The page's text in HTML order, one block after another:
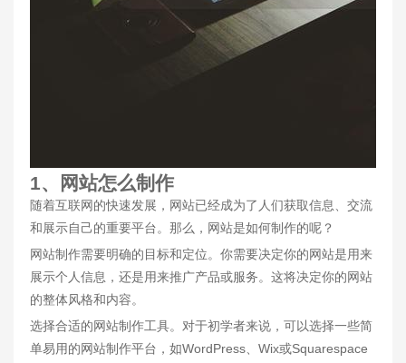
1、网站怎么制作
随着互联网的快速发展，网站已经成为了人们获取信息、交流
和展示自己的重要平台。那么，网站是如何制作的呢？
网站制作需要明确的目标和定位。你需要决定你的网站是用来
展示个人信息，还是用来推广产品或服务。这将决定你的网站
的整体风格和内容。
选择合适的网站制作工具。对于初学者来说，可以选择一些简
单易用的网站制作平台，如WordPress、Wix或Squarespace